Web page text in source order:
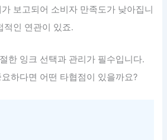
보고되어 소비자 만족도가 낮아집니
적인 연관이 있죠.
한 잉크 선택과 관리가 필수입니다.
하다면 어떤 타협점이 있을까요?